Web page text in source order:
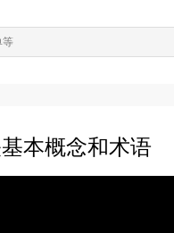
本概念和术语